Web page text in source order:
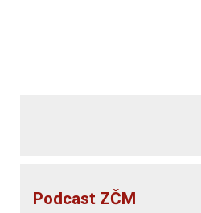
Podcast ZČM